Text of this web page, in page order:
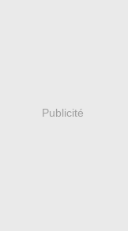
Publicité